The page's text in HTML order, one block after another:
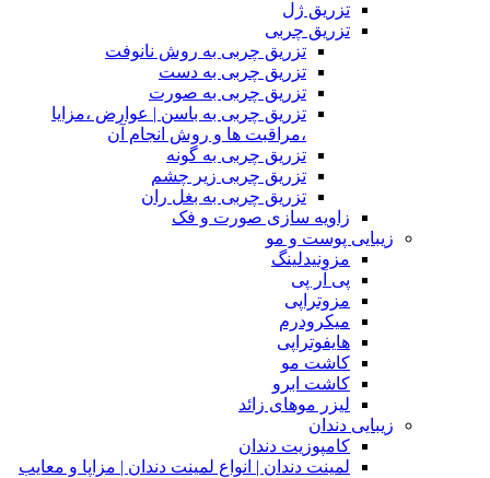
تزریق ژل
تزریق چربی
تزریق چربی به روش نانوفت
تزریق چربی به دست
تزریق چربی به صورت
تزریق چربی به باسن | عوارض ،مزایا
،مراقبت ها و روش انجام آن
تزریق چربی به گونه
تزریق چربی زیر چشم
تزریق چربی به بغل ران
زاویه سازی صورت و فک
زیبایی پوست و مو
مزونیدلینگ
پی آر پی
مزوتراپی
میکرودرم
هایفوتراپی
کاشت مو
کاشت ابرو
لیزر موهای زائد
زیبایی دندان
کامپوزیت دندان
لمینت دندان | انواع لمینت دندان | مزاپا و معایب